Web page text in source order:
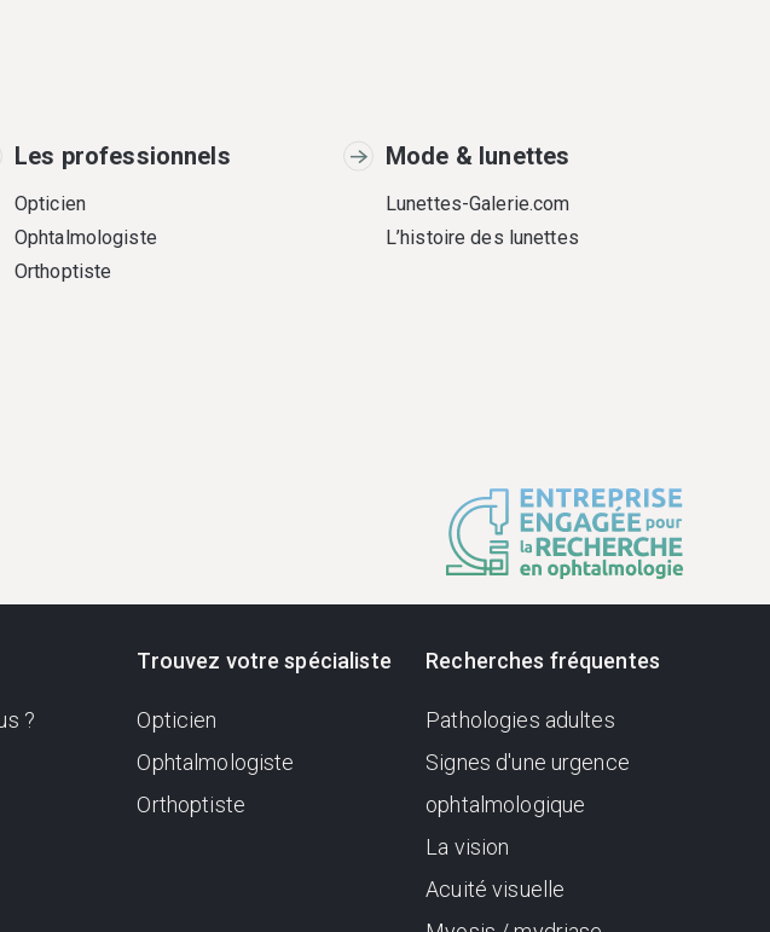
Les professionnels
Opticien
Ophtalmologiste
Orthoptiste
Mode & lunettes
Lunettes-Galerie.com
L’histoire des lunettes
?
Trouvez votre spécialiste
Opticien
Ophtalmologiste
Orthoptiste
Recherches fréquentes
Pathologies adultes
Signes d'une urgence
ophtalmologique
La vision
Acuité visuelle